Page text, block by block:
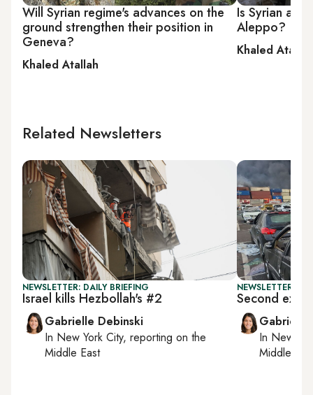
Will Syrian regime's advances on the
ground strengthen their position in
Geneva?
Khaled Atallah
Is Syrian
Aleppo?
Khaled Atallah
Related Newsletters
NEWSLETTER: DAILY BRIEFING
Israel kills Hezbollah's #2
Gabrielle Debinski
In New York City, reporting on the
Middle East
NEWSLETTER:
Second
Gabrielle
In New
Middle